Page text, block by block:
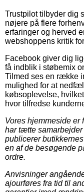
Trustpilot tilbyder dig
nøjere på flere
erfaringer og herved
webshoppens kritik
Facebook giver dig
få indblik i støbemix
Tilmed ses en række
mulighed for at
købsoplevelse,
hvor tilfredse
Vores hjemmeside
har tætte
publicerer
en af de besøgende
ordre.
Anvisninger
ajourføres fra tid til